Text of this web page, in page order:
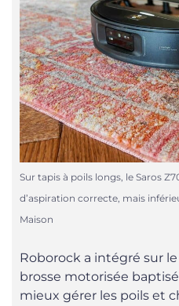
Sur tapis à poils longs, le Saros
d’aspiration correcte, mais
Maison
Roborock a intégré sur
brosse motorisée
mieux gérer les poils et